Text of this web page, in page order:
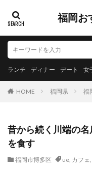
福岡お
ランチ ディナー デート 女
HOME 福岡県 福
昔から続く川端の
を食す
福岡市博多区 ue, カフェ,